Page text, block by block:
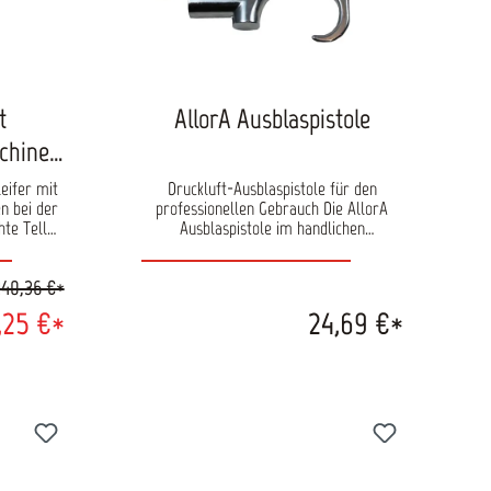
mit
bei der
Teller
das
und
€*
€*
AllorA Ausblaspistole
Druckluft-Ausblaspistole für den
professionellen Gebrauch Die AllorA
Ausblaspistole im handlichen
Einsatz in der professionellen Werkstatt
robuste Ausblaspistole aus Metall wird
für die Reinigung von Düsen oder zum
24,69 €*